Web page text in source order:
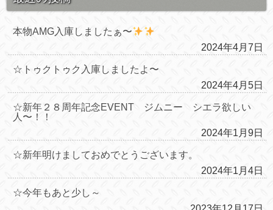
本物AMG入庫しましたぁ〜
2024年4月7日
☆トゥクトゥク入庫しましたよ〜
2024年4月5日
☆新年２８周年記念EVENT ジムニー シエラ欲しい
人〜！！
2024年1月9日
☆新年明けましておめでとうございます。
2024年1月4日
☆今年もあと少し～